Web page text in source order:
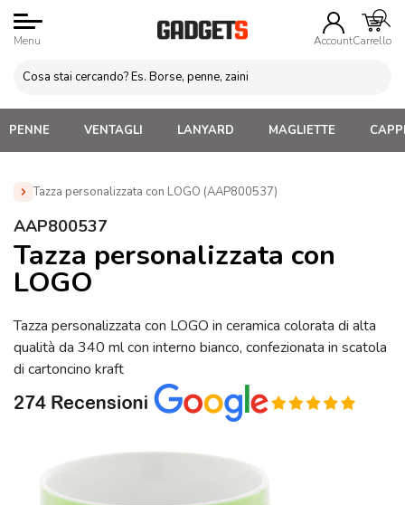
Menu AccountCarrello
PENNE VENTAGLI LANYARD MAGLIETTE
Tazza personalizzata con LOGO (AAP800537)
Home » Tazze e bicchieri
AAP800537
Tazza personalizzata con
LOGO
Tazza personalizzata con LOGO in ceramica colorata di alta
qualità da 340 ml con interno bianco, confezionata in scatola
di cartoncino kraft